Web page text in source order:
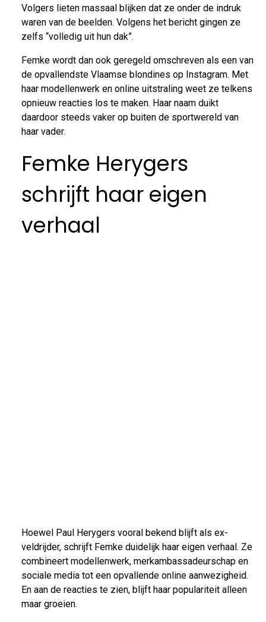
Volgers lieten massaal blijken dat ze onder de indruk
waren van de beelden. Volgens het bericht gingen ze
zelfs “volledig uit hun dak”.
Femke wordt dan ook geregeld omschreven als een van
de opvallendste Vlaamse blondines op Instagram. Met
haar modellenwerk en online uitstraling weet ze telkens
opnieuw reacties los te maken. Haar naam duikt
daardoor steeds vaker op buiten de sportwereld van
haar vader.
Femke Herygers
schrijft haar eigen
verhaal
Hoewel Paul Herygers vooral bekend blijft als ex-
veldrijder, schrijft Femke duidelijk haar eigen verhaal. Ze
combineert modellenwerk, merkambassadeurschap en
sociale media tot een opvallende online aanwezigheid.
En aan de reacties te zien, blijft haar populariteit alleen
maar groeien.